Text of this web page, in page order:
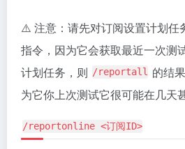
⚠️ 注意：请先对订阅设置计划任
指令，因为它会获取最近一次测
计划任务，则 /reportall 的结
为它你上次测试它很可能在几天
/reportonline <订阅ID>